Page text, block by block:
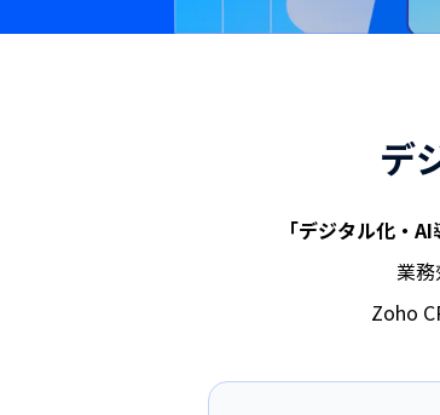
デ
「デジタル化・
業務
Zoho